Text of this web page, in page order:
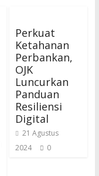
Perkuat
Ketahanan
Perbankan,
OJK
Luncurkan
Panduan
Resiliensi
Digital
21 Agustus
2024
0